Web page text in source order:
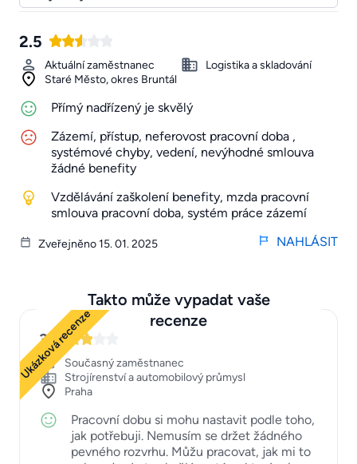
2.5
Aktuální zaměstnanec
Logistika a skladování
Staré Město, okres Bruntál
Přímý nadřízený je skvělý
Zázemí, přístup, neferovost pracovní doba ,
systémové chyby, vedení, nevýhodné smlouva
žádné benefity
Vzdělávání zaškolení benefity, mzda pracovní
smlouva pracovní doba, systém práce zázemí
Zveřejněno 15. 01. 2025 NAHLÁSIT
Takto může vypadat vaše
recenze
Ukázková recenze
3
Současný zaměstnanec
Strojírenství a automobilový průmysl
Praha
Pracovní dobu si mohu nastavit podle toho,
jak potřebuji. Nemusím se držet žádného
pevného rozvrhu. Můžu pracovat, jak mi to